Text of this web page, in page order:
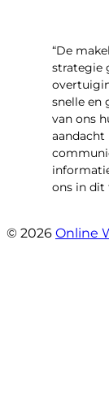
“De
strategie
snelle en
van ons
ons in dit
© 2026 Online